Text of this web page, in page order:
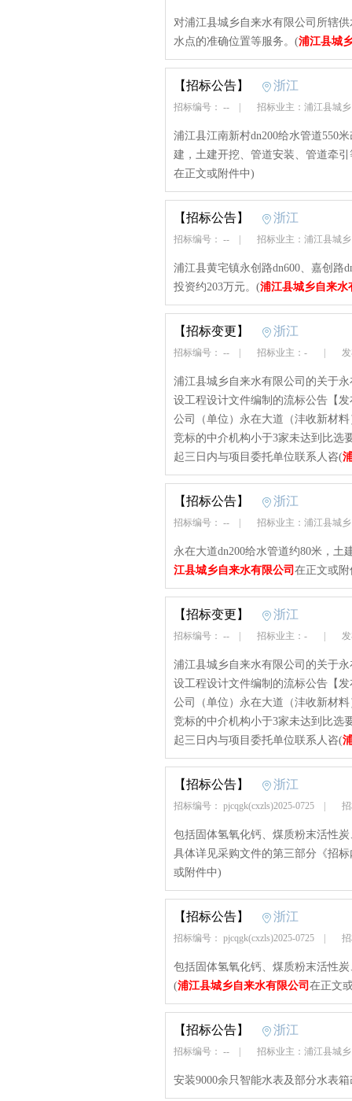
对浦江县城乡自来水有限公司所辖
水点的准确位置等服务。(浦江县城
【招标公告】 浙江
招标编号： -- 招标业主：浦江县城
浦江县江南新村dn200给水管道550
建，土建开挖、管道安装、管道牵
在正文或附件中)
【招标公告】 浙江
招标编号： -- 招标业主：浦江县城
浦江县黄宅镇永创路dn600、嘉创路
投资约203万元。(浦江县城乡自来水
【招标变更】 浙江
招标编号： -- 招标业主：- 发
浦江县城乡自来水有限公司的关于
设工程设计文件编制的流标公告【
公司（单位）永在大道（沣收新材
竞标的中介机构小于3家未达到比选
起三日内与项目委托单位联系人咨(
【招标公告】 浙江
招标编号： -- 招标业主：浦江县城
永在大道dn200给水管道约80米，
江县城乡自来水有限公司 在正文或
【招标变更】 浙江
招标编号： -- 招标业主：- 发
浦江县城乡自来水有限公司的关于
设工程设计文件编制的流标公告【
公司（单位）永在大道（沣收新材
竞标的中介机构小于3家未达到比选
起三日内与项目委托单位联系人咨(
【招标公告】 浙江
招标编号： pjcqgk(cxzls)2025-0725 招
包括固体氢氧化钙、煤质粉末活性
具体详见采购文件的第三部分《招
或附件中)
【招标公告】 浙江
招标编号： pjcqgk(cxzls)2025-0725 招
包括固体氢氧化钙、煤质粉末活性
(浦江县城乡自来水有限公司 在正文
【招标公告】 浙江
招标编号： -- 招标业主：浦江县城
安装9000余只智能水表及部分水表